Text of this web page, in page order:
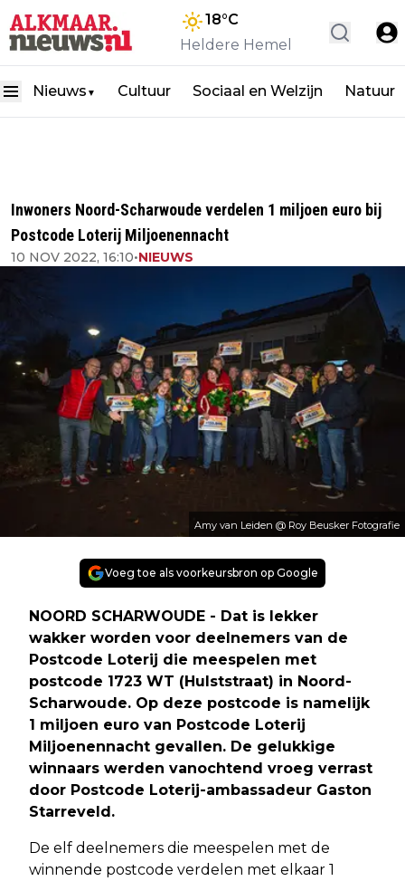
18°C
Heldere Hemel
Nieuws ▼ Cultuur Sociaal en Welzijn Natuur
Inwoners Noord-Scharwoude verdelen 1 miljoen euro bij
Postcode Loterij Miljoenennacht
10 NOV 2022, 16:10•NIEUWS
Amy van Leiden @ Roy Beusker Fotografie
Voeg toe als voorkeursbron op Google
NOORD SCHARWOUDE - Dat is lekker
wakker worden voor deelnemers van de
Postcode Loterij die meespelen met
postcode 1723 WT (Hulststraat) in Noord-
Scharwoude. Op deze postcode is namelijk
1 miljoen euro van Postcode Loterij
Miljoenennacht gevallen. De gelukkige
winnaars werden vanochtend vroeg verrast
door Postcode Loterij-ambassadeur Gaston
Starreveld.
De elf deelnemers die meespelen met de
winnende postcode verdelen met elkaar 1